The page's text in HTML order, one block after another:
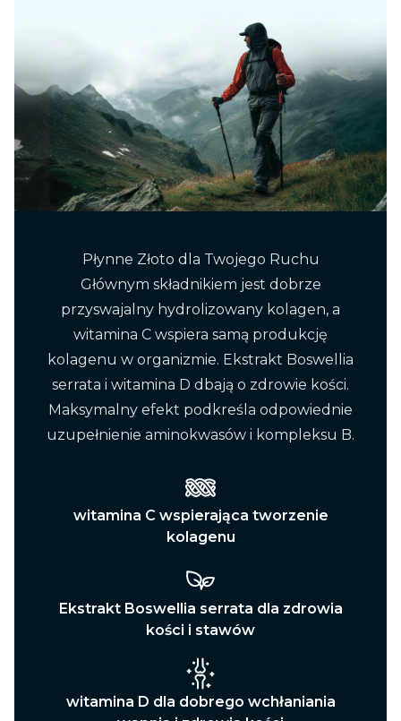
Płynne Złoto dla Twojego Ruchu
Głównym składnikiem jest dobrze
przyswajalny hydrolizowany kolagen, a
witamina C wspiera samą produkcję
kolagenu w organizmie. Ekstrakt Boswellia
serrata i witamina D dbają o zdrowie kości.
Maksymalny efekt podkreśla odpowiednie
uzupełnienie aminokwasów i kompleksu B.
witamina C wspierająca tworzenie
kolagenu
Ekstrakt Boswellia serrata dla zdrowia
kości i stawów
witamina D dla dobrego wchłaniania